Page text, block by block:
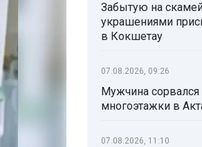
Забытую на
украшениями
в Кокшетау
07.08.2026, 09:26
Мужчина сорвался
многоэтажки в
07.08.2026, 11:10